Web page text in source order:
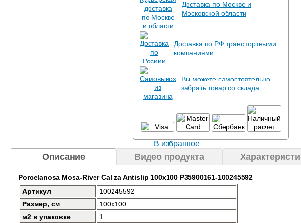
Доставка по Москве и
Московской области
Доставка по РФ транспортными
компаниями
Вы можете самостоятельно
забрать товар со склада
В избранное
Описание Видео продукта
Porcelanosa Mosa-River Caliza Antislip 100x100 P35900161-100245592
Артикул
100245592
Размер, см
100x100
м2 в упаковке
1